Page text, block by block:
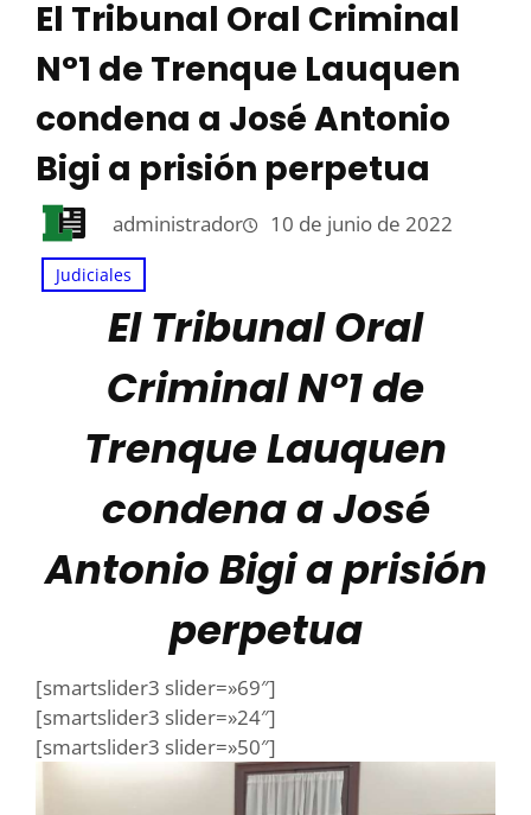
El Tribunal Oral Criminal
N°1 de Trenque Lauquen
condena a José Antonio
Bigi a prisión perpetua
administrador 10 de junio de 2022
Judiciales
El Tribunal Oral
Criminal N°1 de
Trenque Lauquen
condena a José
Antonio Bigi a prisión
perpetua
[smartslider3 slider=»69″]
[smartslider3 slider=»24″]
[smartslider3 slider=»50″]